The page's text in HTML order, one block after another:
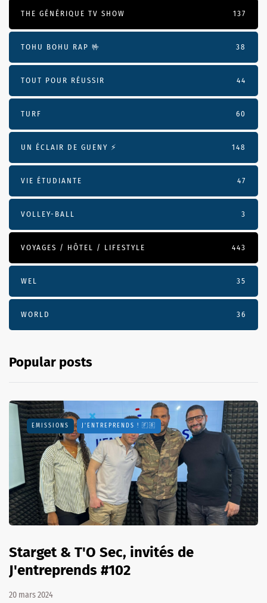
THE GÉNÉRIQUE TV SHOW 137
TOHU BOHU RAP 🤟 38
TOUT POUR RÉUSSIR 44
TURF 60
UN ÉCLAIR DE GUENY ⚡️ 148
VIE ÉTUDIANTE 47
VOLLEY-BALL 3
VOYAGES / HÔTEL / LIFESTYLE 443
WEL 35
WORLD 36
Popular posts
EMISSIONS J'ENTREPRENDS ! 🇫🇷
Starget & T'O Sec, invités de
J'entreprends #102
20 mars 2024